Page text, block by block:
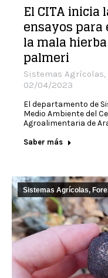
El CITA inicia
ensayos
la mala
palmeri
Sistemas
02/04/2023
El departamento de
Medio Ambiente del
Agroalimentaria de
Saber más
Sistemas Agrícolas,